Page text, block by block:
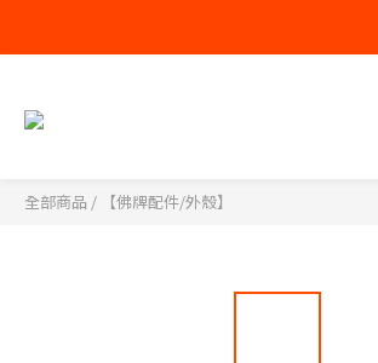
全部商品 / 【佛牌配件/外殼】